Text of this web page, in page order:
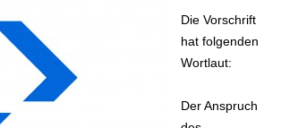
Die Vorschrift
hat folgenden
Wortlaut:
Der Anspruch